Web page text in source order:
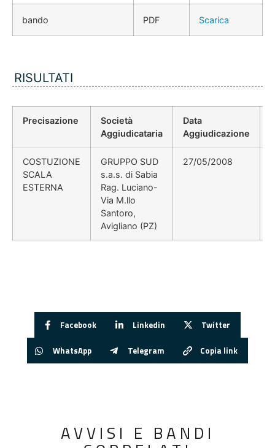
bando PDF Scarica
RISULTATI
Precisazione
Società
Aggiudicataria
Data
Aggiudicazione
COSTUZIONE
SCALA
ESTERNA
GRUPPO SUD
s.a.s. di Sabia
Rag. Luciano-
Via M.llo
Santoro,
Avigliano (PZ)
27/05/2008
Facebook Linkedin Twitter
WhatsApp Telegram Copia link
AVVISI E BANDI